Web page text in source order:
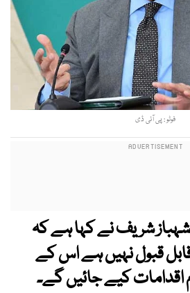
فوٹو : پی آئی ڈی
شریف نے کہا ہے کہ
قبول نہیں ہے اس کے
اقدامات کیے جائیں گے۔